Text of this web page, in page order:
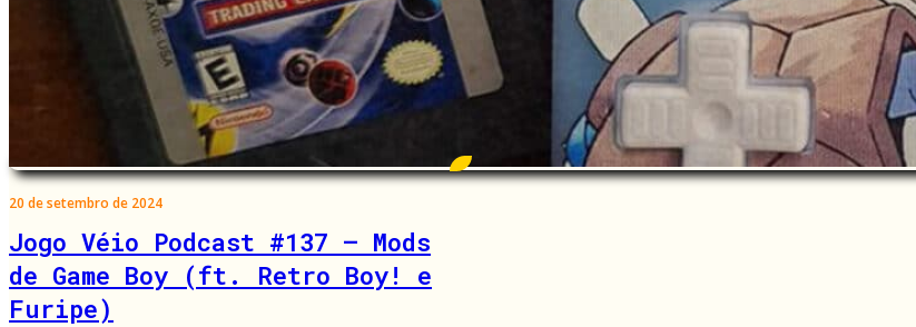
20 de setembro de 2024
Jogo Véio Podcast #137 – Mods
de Game Boy (ft. Retro Boy! e
Furipe)